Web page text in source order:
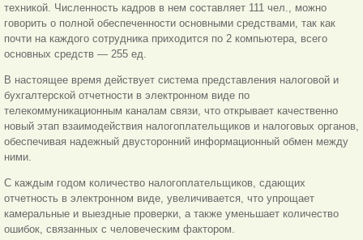
техникой. Численность кадров в нем составляет 111 чел., можно
говорить о полной обеспеченности основными средствами, так как
почти на каждого сотрудника приходится по 2 компьютера, всего
основных средств — 255 ед.
В настоящее время действует система представления налоговой и
бухгалтерской отчетности в электронном виде по
телекоммуникационным каналам связи, что открывает качественно
новый этап взаимодействия налогоплательщиков и налоговых органов,
обеспечивая надежный двусторонний информационный обмен между
ними.
С каждым годом количество налогоплательщиков, сдающих
отчетность в электронном виде, увеличивается, что упрощает
камеральные и выездные проверки, а также уменьшает количество
ошибок, связанных с человеческим фактором.